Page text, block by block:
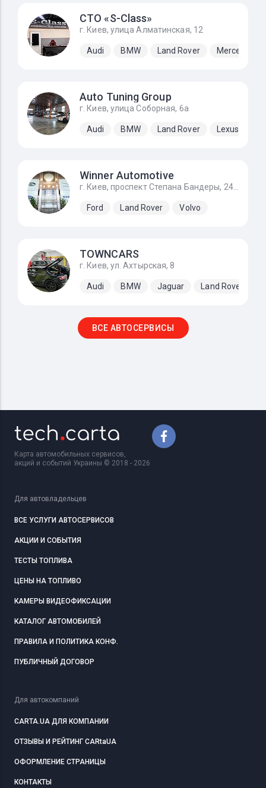
СТО «S-Class»
г. Киев, улица Алматинская, 12
Audi BMW Land Rover Mercedes-
Auto Tuning Group
г. Киев, улица Соборная, 6а
Audi BMW Land Rover Lexus
Winner Automotive
г. Киев, проспект Степана Бандеры, 24Д
Ford Land Rover Volvo
TOWNCARS
г. Киев, ул. Ахтырская, 8
Audi BMW Jaguar Land Rover
ВСЕ АВТОСЕРВИСЫ
Карта автомобильных сервисов,
акций и событий Украины © 2018 - 2026
Для автовладельцев
ВСЕ УСЛУГИ АВТОСЕРВИСОВ
АКЦИИ И СОБЫТИЯ
ТЕСТЫ ТОПЛИВА
ЦЕНЫ НА ТОПЛИВО
КАМЕРЫ ВИДЕОФИКСАЦИИ
КАТАЛОГ АВТОМОБИЛЕЙ
ПРАВИЛА И ПОЛИТИКА КОНФ.
ПУБЛИЧНЫЙ ДОГОВОР
Для автокомпаний
CARTA.UA ДЛЯ КОМПАНИИ
ОТЗЫВЫ И РЕЙТИНГ CARtaUA
ОФОРМЛЕНИЕ СТРАНИЦЫ
КОНТАКТЫ